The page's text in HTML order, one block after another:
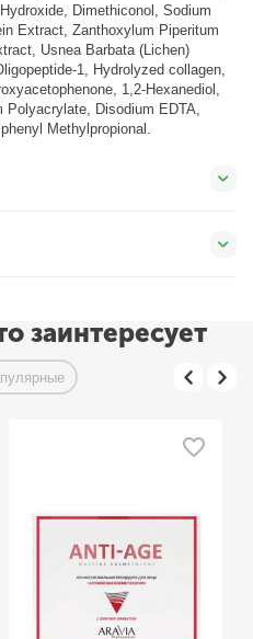
Dimethiconol, Sodium
Extract, Zanthoxylum Piperitum
Usnea Barbata (Lichen)
1, Hydrolyzed collagen,
1,2-Hexanediol,
Polyacrylate, Disodium EDTA,
Methylpropional.
заинтересует